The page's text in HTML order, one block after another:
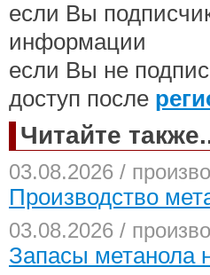
если Вы
информации
если Вы не
доступ после
Читайте
03.08.2026 /
Производство
03.08.2026 /
Запасы метанола